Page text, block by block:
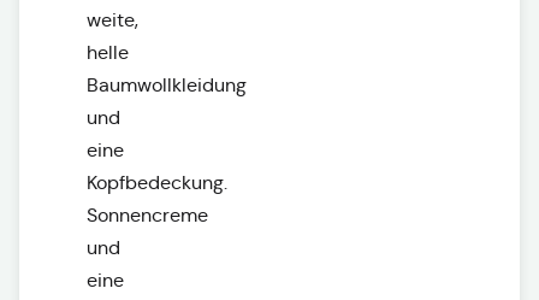
weite,
helle
Baumwollkleidung
und
eine
Kopfbedeckung.
Sonnencreme
und
eine